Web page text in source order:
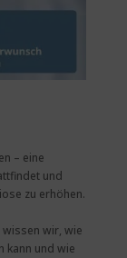
– eine
und
zu erhöhen.
wir, wie
kann und wie